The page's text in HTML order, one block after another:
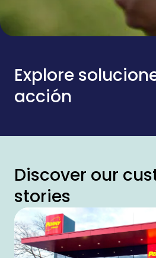
Explore
acción
Discover our
stories